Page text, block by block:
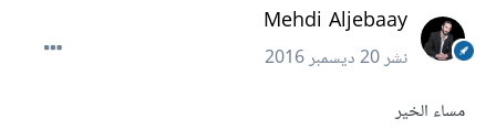
Mehdi Aljebaay
نشر20 ديسمبر 2016
مساء الخير